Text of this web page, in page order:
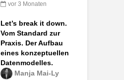
vor 3 Monaten
Let’s break it down.
Vom Standard zur
Praxis. Der Aufbau
eines konzeptuellen
Datenmodelles.
Manja Mai-Ly